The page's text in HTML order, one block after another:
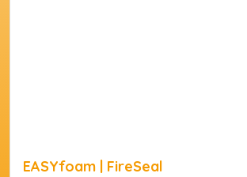
EASYfoam | FireSeal